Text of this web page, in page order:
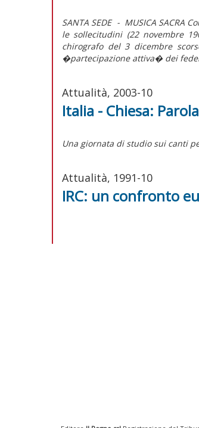
SANTA SEDE - MUSICA
le sollecitudini (22 novembre
chirografo del 3 dicembre
�partecipazione attiva� dei
Attualità, 2003-10
Italia - Chiesa:
Una giornata di studio sui canti
Attualità, 1991-10
IRC: un confronto